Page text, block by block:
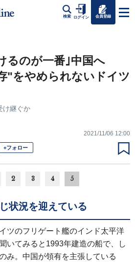
検索 ログイン 会員登録
るのが一番｣中国へ
"をやめられないドイツ
け継ぐか
2021/11/06 12:00
+フォロー
2 3 4 5
状況を迎えている
ツのフリゲート艦のインド太平洋
いてみると1993年建造の船で、し
み。中国が領有を主張している